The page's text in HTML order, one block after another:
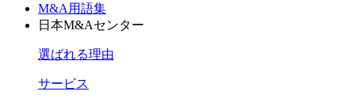
M&A用語集
日本M&Aセンター
選ばれる理由
サービス